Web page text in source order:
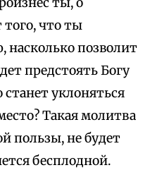
того, что ты
насколько позволит
предстоять Богу
станет уклоняться
Такая молитва
пользы, не будет
бесплодной.